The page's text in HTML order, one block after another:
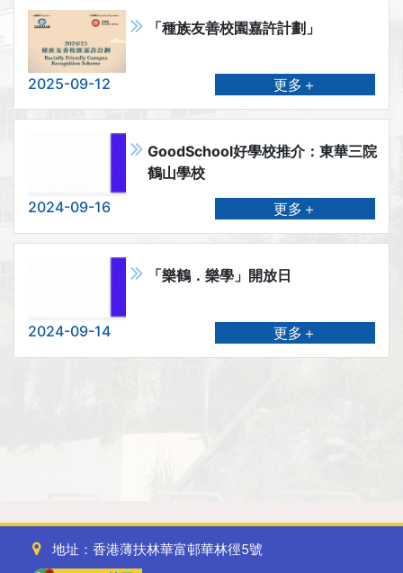
「種族友善校園嘉許計劃」
2025-09-12 更多＋
GoodSchool好學校推介：東華三院
鶴山學校
2024-09-16
更多＋
「樂鶴．樂學」開放日
2024-09-14 更多＋
地址：香港薄扶林華富邨華林徑5號